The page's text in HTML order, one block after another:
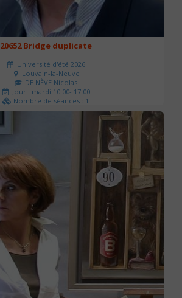
20652 Bridge duplicate
Université d'été 2026
Louvain-la-Neuve
DE NÈVE Nicolas
Jour : mardi 10:00- 17:00
Nombre de séances : 1
50 €